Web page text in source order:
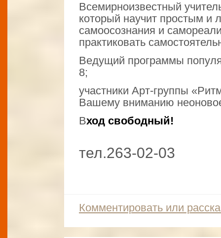
Всемирноизвестный
который научит простым и
самоосознания и
практиковать
Ведущий программы
8;
участники Арт-группы
Вашему вниманию
Вход свободный!
тел.263-02-03
Комментировать или